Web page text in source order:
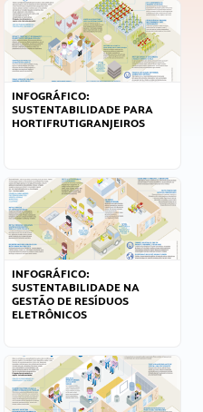
INFOGRÁFICO:
SUSTENTABILIDADE PARA
HORTIFRUTIGRANJEIROS
INFOGRÁFICO:
SUSTENTABILIDADE NA
GESTÃO DE RESÍDUOS
ELETRÔNICOS